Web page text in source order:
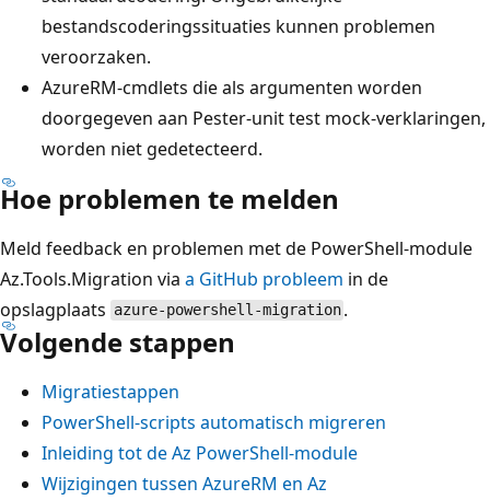
bestandscoderingssituaties kunnen problemen
veroorzaken.
AzureRM-cmdlets die als argumenten worden
doorgegeven aan Pester-unit test mock-verklaringen,
worden niet gedetecteerd.
Hoe problemen te melden
Meld feedback en problemen met de PowerShell-module
Az.Tools.Migration via a GitHub probleem in de
opslagplaats azure-powershell-migration .
Volgende stappen
Migratiestappen
PowerShell-scripts automatisch migreren
Inleiding tot de Az PowerShell-module
Wijzigingen tussen AzureRM en Az